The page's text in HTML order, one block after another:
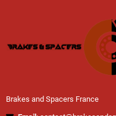
Brakes and Spacers France